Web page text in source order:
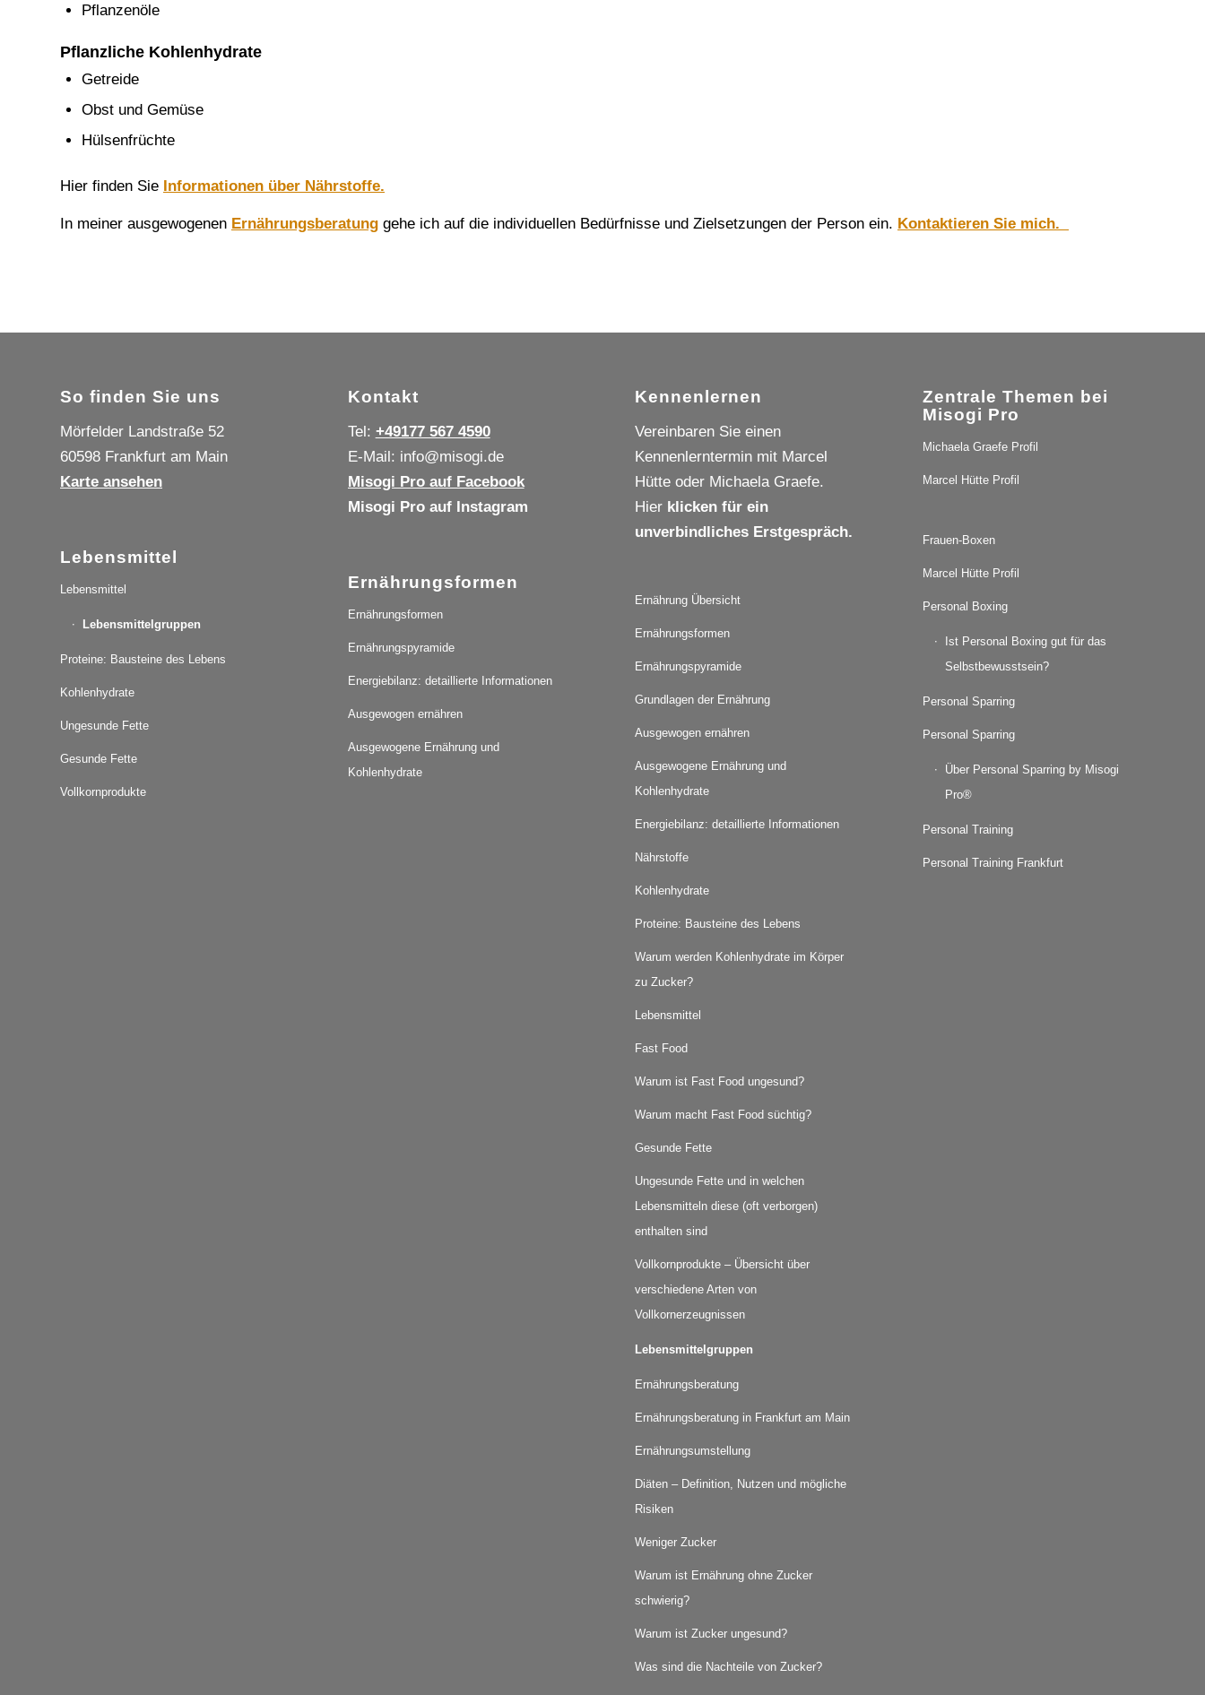
Pflanzenöle
Pflanzliche Kohlenhydrate
Getreide
Obst und Gemüse
Hülsenfrüchte
Hier finden Sie Informationen über Nährstoffe.
In meiner ausgewogenen Ernährungsberatung gehe ich auf die individuellen Bedürfnisse und Zielsetzungen der Person ein. Kontaktieren Sie mich.
So finden Sie uns
Mörfelder Landstraße 52
60598 Frankfurt am Main
Karte ansehen
Lebensmittel
Lebensmittel
Lebensmittelgruppen
Proteine: Bausteine des Lebens
Kohlenhydrate
Ungesunde Fette
Gesunde Fette
Vollkornprodukte
Kontakt
Tel: +49177 567 4590
E-Mail: info@misogi.de
Misogi Pro auf Facebook
Misogi Pro auf Instagram
Ernährungsformen
Ernährungsformen
Ernährungspyramide
Energiebilanz: detaillierte Informationen
Ausgewogen ernähren
Ausgewogene Ernährung und
Kohlenhydrate
Kennenlernen
Vereinbaren Sie einen
Kennenlerntermin mit Marcel
Hütte oder Michaela Graefe.
Hier klicken für ein
unverbindliches Erstgespräch.
Ernährung Übersicht
Ernährungsformen
Ernährungspyramide
Grundlagen der Ernährung
Ausgewogen ernähren
Ausgewogene Ernährung und
Kohlenhydrate
Energiebilanz: detaillierte Informationen
Nährstoffe
Kohlenhydrate
Proteine: Bausteine des Lebens
Warum werden Kohlenhydrate im Körper
zu Zucker?
Lebensmittel
Fast Food
Warum ist Fast Food ungesund?
Warum macht Fast Food süchtig?
Gesunde Fette
Ungesunde Fette und in welchen
Lebensmitteln diese (oft verborgen)
enthalten sind
Vollkornprodukte – Übersicht über
verschiedene Arten von
Vollkornerzeugnissen
Lebensmittelgruppen
Ernährungsberatung
Ernährungsberatung in Frankfurt am Main
Ernährungsumstellung
Diäten – Definition, Nutzen und mögliche
Risiken
Weniger Zucker
Warum ist Ernährung ohne Zucker
schwierig?
Warum ist Zucker ungesund?
Was sind die Nachteile von Zucker?
Zentrale Themen bei
Misogi Pro
Michaela Graefe Profil
Marcel Hütte Profil
Frauen-Boxen
Marcel Hütte Profil
Personal Boxing
Ist Personal Boxing gut für das
Selbstbewusstsein?
Personal Sparring
Personal Sparring
Über Personal Sparring by Misogi
Pro®
Personal Training
Personal Training Frankfurt